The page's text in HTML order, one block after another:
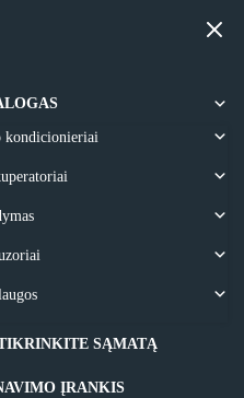
KAINOS PASIŪLYMAIS
PASLAUGA
kondicionieriai
SĄMATĄ
ĮRANKIS